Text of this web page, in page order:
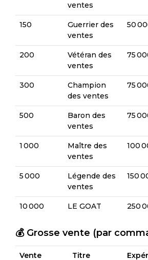
ventes
150
Guerrier des
ventes
50
200
Vétéran des
ventes
75
300
Champion
des ventes
75
500
Baron des
ventes
75
1 000
Maître des
ventes
100
5 000
Légende des
ventes
150
10 000 LE GOAT 250
💰 Grosse vente (par
Vente
Titre